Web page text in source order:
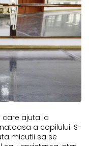
care ajuta la
a copilului. S-
micutii sa se